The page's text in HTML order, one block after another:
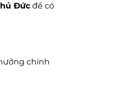
Đức để có
chính